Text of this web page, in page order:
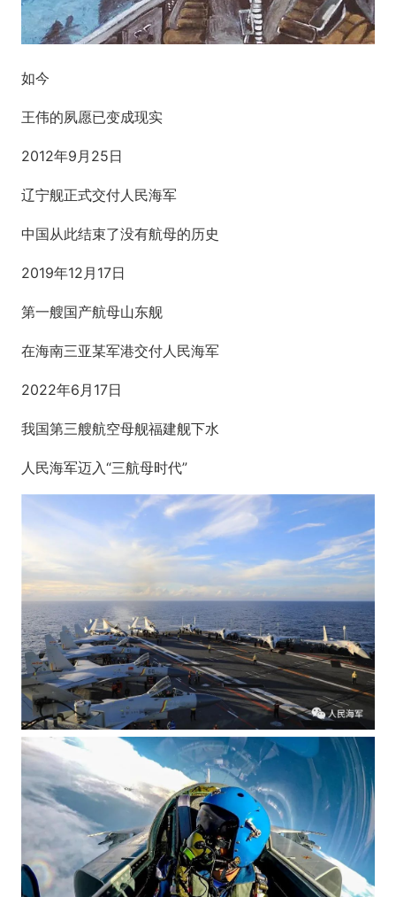
如今
王伟的夙愿已变成现实
2012年9月25日
辽宁舰正式交付人民海军
中国从此结束了没有航母的历史
2019年12月17日
第一艘国产航母山东舰
在海南三亚某军港交付人民海军
2022年6月17日
我国第三艘航空母舰福建舰下水
人民海军迈入“三航母时代”